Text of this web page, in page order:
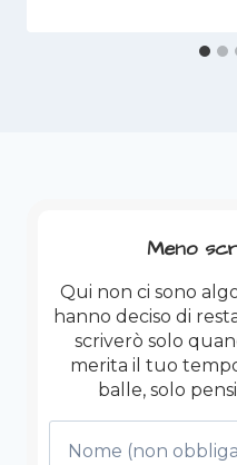
Meno
Qui non ci sono
hanno deciso di
scriverò solo
merita il tuo
balle, solo